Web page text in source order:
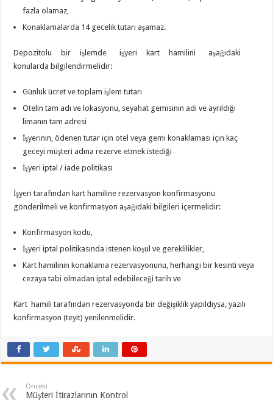
fazla olamaz,
Konaklamalarda 14 gecelik tutarı aşamaz.
Depozitolu bir işlemde işyeri kart hamilini aşağıdaki
konularda bilgilendirmelidir:
Günlük ücret ve toplam işlem tutarı
Otelin tam adı ve lokasyonu, seyahat gemisinin adı ve ayrıldığı
limanın tam adresi
İşyerinin, ödenen tutar için otel veya gemi konaklaması için kaç
geceyi müşteri adına rezerve etmek istediği
İşyeri iptal / iade politikası
İşyeri tarafından kart hamiline rezervasyon konfirmasyonu
gönderilmeli ve konfirmasyon aşağıdaki bilgileri içermelidir:
Konfirmasyon kodu,
İşyeri iptal politikasında istenen koşul ve gereklilikler,
Kart hamilinin konaklama rezervasyonunu, herhangi bir kesinti veya
cezaya tabi olmadan iptal edebileceği tarih ve
Kart hamili tarafından rezervasyonda bir değişiklik yapıldıysa, yazılı
konfirmasyon (teyit) yenilenmelidir.
Önceki
Müşteri İtirazlarının Kontrol